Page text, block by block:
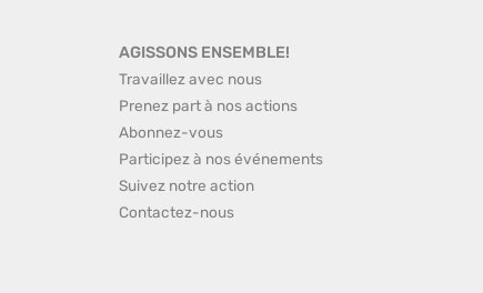
AGISSONS ENSEMBLE!
Travaillez avec nous
Prenez part à nos actions
Abonnez-vous
Participez à nos événements
Suivez notre action
Contactez-nous